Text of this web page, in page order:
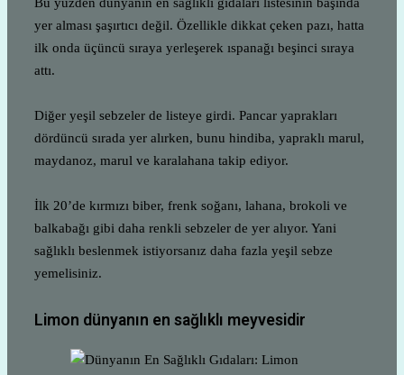
yer alması şaşırtıcı değil. Özellikle dikkat çeken pazı, hatta
ilk onda üçüncü sıraya yerleşerek ıspanağı beşinci sıraya
attı.
Diğer yeşil sebzeler de listeye girdi. Pancar yaprakları
dördüncü sırada yer alırken, bunu hindiba, yapraklı marul,
maydanoz, marul ve karalahana takip ediyor.
İlk 20’de kırmızı biber, frenk soğanı, lahana, brokoli ve
balkabağı gibi daha renkli sebzeler de yer alıyor. Yani
sağlıklı beslenmek istiyorsanız daha fazla yeşil sebze
yemelisiniz.
Limon dünyanın en sağlıklı meyvesidir